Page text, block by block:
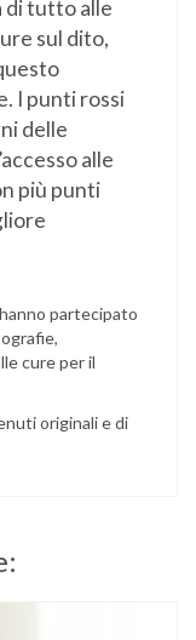
di tutto alle
sul dito,
I punti rossi
delle
alle
più punti
partecipato
cure per il
originali e di